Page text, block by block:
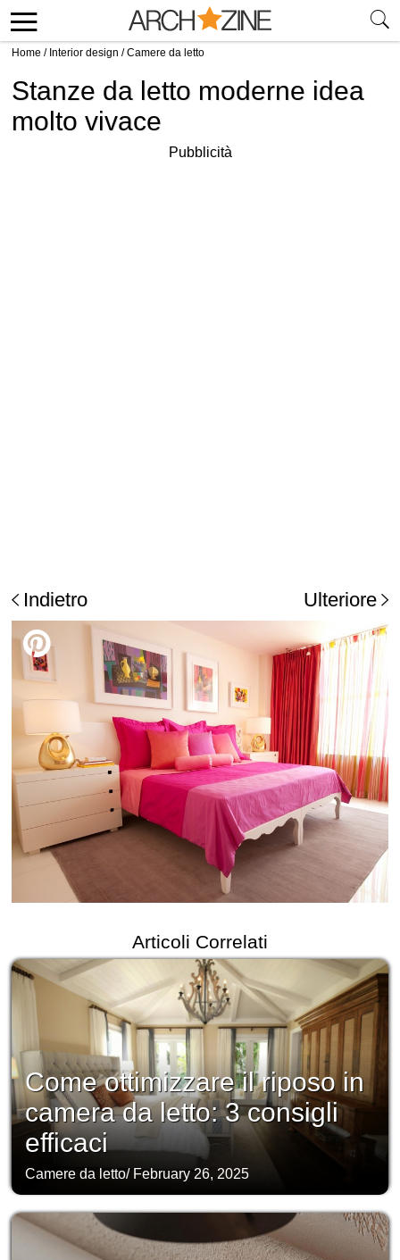
Home / Interior design /Camere da letto
Stanze da letto moderne idea
molto vivace
Pubblicità
Indietro Ulteriore
Articoli Correlati
Come ottimizzare il riposo in
camera da letto: 3 consigli
efficaci
Camere da letto/ February 26, 2025